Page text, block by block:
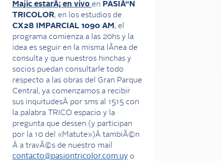
Majic estarÃ¡ en vivo en PASIÃ“N
TRICOLOR, en los estudios de
CX28 IMPARCIAL 1090 AM , el
programa comienza a las 20hs y la
idea es seguir en la misma lÃ­nea de
consulta y que nuestros hinchas y
socios puedan consultarle todo
respecto a las obras del Gran Parque
Central, ya comenzamos a recibir
sus inquitudesÂ por sms al 1515 con
la palabra TRICO espacio y la
pregunta que dessen (y participan
por la 10 del «Matute»)Â tambiÃ©n
Â a travÃ©s de nuestro mail
contacto@pasiontricolor.com.uy o